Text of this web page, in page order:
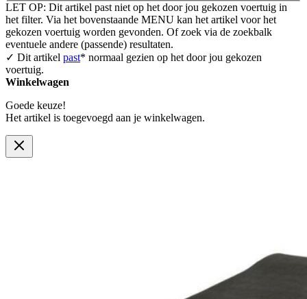
LET OP: Dit artikel past niet op het door jou gekozen voertuig in
het filter. Via het bovenstaande MENU kan het artikel voor het
gekozen voertuig worden gevonden. Of zoek via de zoekbalk
eventuele andere (passende) resultaten.
✓ Dit artikel past* normaal gezien op het door jou gekozen
voertuig.
Winkelwagen
Goede keuze!
Het artikel is toegevoegd aan je winkelwagen.